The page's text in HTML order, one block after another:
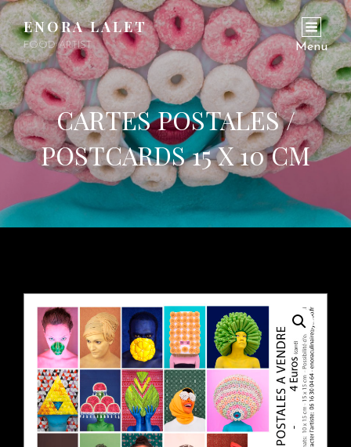
ENORA LALET
FOOD ARTIST Menu
CARTES POSTALES /
POSTCARDS 15 X 10 CM